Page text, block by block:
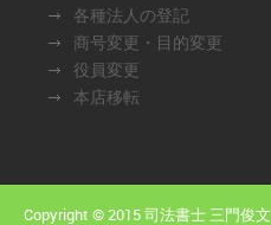
各種法人の登記
商号変更・目的変更
役員変更
本店移転
Copyright © 2015 司法書士 三門俊文